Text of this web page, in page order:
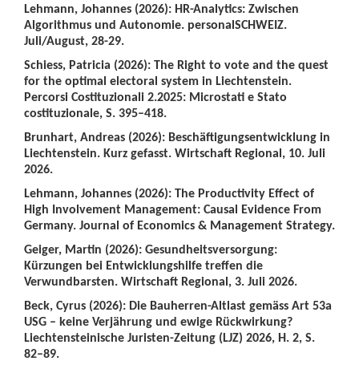
Lehmann, Johannes (2026): HR-Analytics: Zwischen
Algorithmus und Autonomie. personalSCHWEIZ.
Juli/August, 28-29.
Schiess, Patricia (2026): The Right to vote and the quest
for the optimal electoral system in Liechtenstein.
Percorsi Costituzionali 2.2025: Microstati e Stato
costituzionale, S. 395–418.
Brunhart, Andreas (2026): Beschäftigungsentwicklung in
Liechtenstein. Kurz gefasst. Wirtschaft Regional, 10. Juli
2026.
Lehmann, Johannes (2026): The Productivity Effect of
High Involvement Management: Causal Evidence From
Germany. Journal of Economics & Management Strategy.
Geiger, Martin (2026): Gesundheitsversorgung:
Kürzungen bei Entwicklungshilfe treffen die
Verwundbarsten. Wirtschaft Regional, 3. Juli 2026.
Beck, Cyrus (2026): Die Bauherren-Altlast gemäss Art 53a
USG – keine Verjährung und ewige Rückwirkung?
Liechtensteinische Juristen-Zeitung (LJZ) 2026, H. 2, S.
82–89.